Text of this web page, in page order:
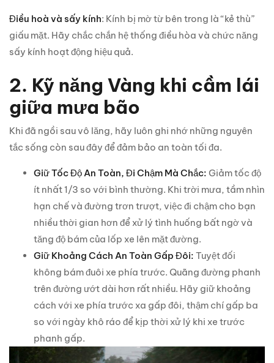
Điều hoà và sấy kính: Kính bị mờ từ bên trong là “kẻ thù”
giấu mặt. Hãy chắc chắn hệ thống điều hòa và chức năng
sấy kính hoạt động hiệu quả.
2. Kỹ năng Vàng khi cầm lái
giữa mưa bão
Khi đã ngồi sau vô lăng, hãy luôn ghi nhớ những nguyên
tắc sống còn sau đây để đảm bảo an toàn tối đa.
Giữ Tốc Độ An Toàn, Đi Chậm Mà Chắc: Giảm tốc độ
ít nhất 1/3 so với bình thường. Khi trời mưa, tầm nhìn
hạn chế và đường trơn trượt, việc đi chậm cho bạn
nhiều thời gian hơn để xử lý tình huống bất ngờ và
tăng độ bám của lốp xe lên mặt đường.
Giữ Khoảng Cách An Toàn Gấp Đôi: Tuyệt đối
không bám đuôi xe phía trước. Quãng đường phanh
trên đường ướt dài hơn rất nhiều. Hãy giữ khoảng
cách với xe phía trước xa gấp đôi, thậm chí gấp ba
so với ngày khô ráo để kịp thời xử lý khi xe trước
phanh gấp.